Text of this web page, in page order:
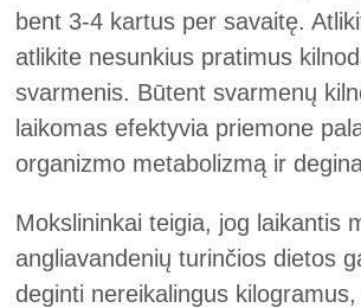
bent 3-4 kartus per savaitę.
atlikite nesunkius pratimus
svarmenis. Būtent svarmenų
laikomas efektyvia priemone
organizmo metabolizmą ir
Mokslininkai teigia, jog laikantis
angliavandenių turinčios dietos
deginti nereikalingus